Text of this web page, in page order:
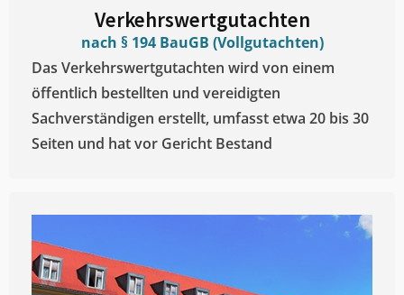
Verkehrswertgutachten
nach § 194 BauGB (Vollgutachten)
Das Verkehrswertgutachten wird von einem
öffentlich bestellten und vereidigten
Sachverständigen erstellt, umfasst etwa 20 bis 30
Seiten und hat vor Gericht Bestand